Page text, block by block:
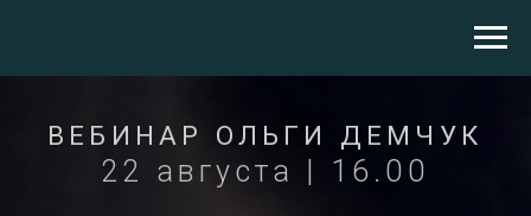
22 августа | 16.00
МОЁ